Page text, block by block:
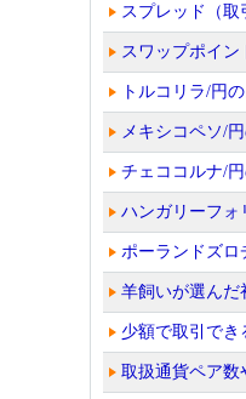
スプレッド（取
スワップポイン
トルコリラ/円
メキシコペソ/
チェココルナ/
ハンガリーフォ
ポーランドズ
羊飼いが選んだ
少額で取引でき
取扱通貨ペア数